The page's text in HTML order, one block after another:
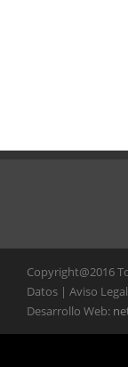
Copyright@2016
Datos | Aviso
Desarrollo Web: